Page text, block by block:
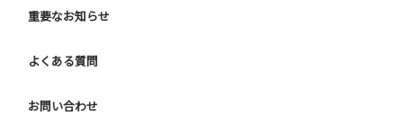
重要なお知らせ
よくある質問
お問い合わせ